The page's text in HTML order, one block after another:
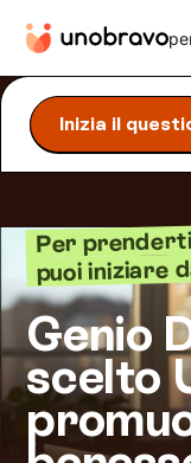
Inizia il
Per
puoi iniziare
Genio
scelto